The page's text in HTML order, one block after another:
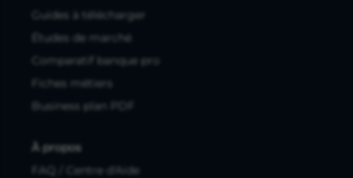
Guides à télécharger
Études de marché
Comparatif banque pro
Fiches métiers
Business plan PDF
À propos
FAQ / Centre d'Aide